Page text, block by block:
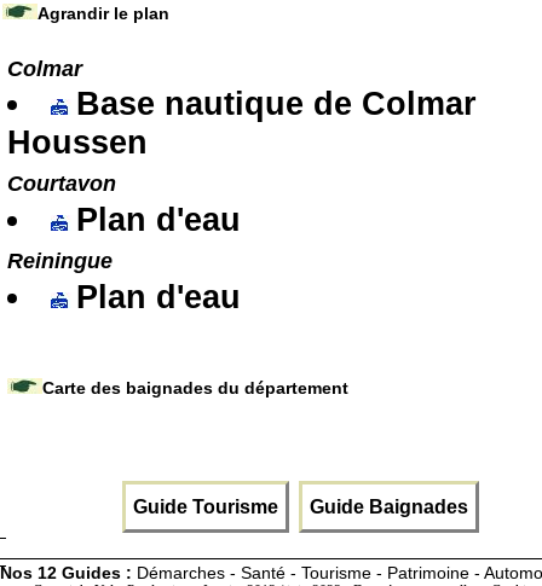
Agrandir le plan
Colmar
Base nautique de Colmar
Houssen
Courtavon
Plan d'eau
Reiningue
Plan d'eau
Carte des baignades du département
Guide Tourisme Guide Baignades
Nos 12 Guides : Démarches - Santé - Tourisme - Patrimoine -